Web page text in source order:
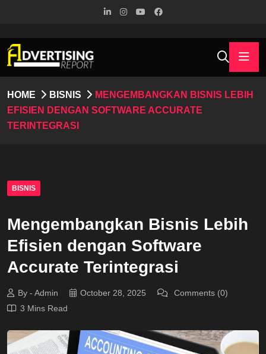
HOME BISNIS
MENGEMBANGKAN BISNIS LEBIH
EFISIEN DENGAN SOFTWARE ACCURATE
TERINTEGRASI
BISNIS
Mengembangkan Bisnis Lebih
Efisien dengan Software
Accurate Terintegrasi
By - Admin October 28, 2025
Comments (0)
3 Mins Read